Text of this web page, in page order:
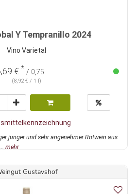
Y Tempranillo 2024
Vino Varietal
€ * / 0,75
(8,92 € / 1 l)
junger und sehr angenehmer Rotwein aus
mehr
Gustavshof